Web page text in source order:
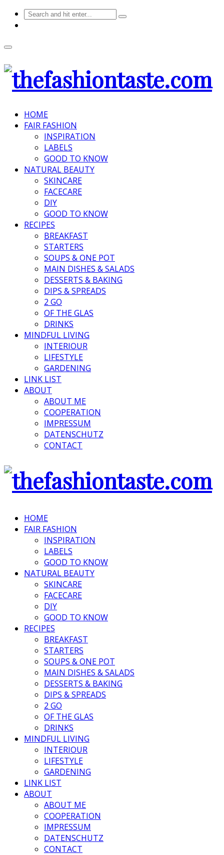
HOME
FAIR FASHION
INSPIRATION
LABELS
GOOD TO KNOW
NATURAL BEAUTY
SKINCARE
FACECARE
DIY
GOOD TO KNOW
RECIPES
BREAKFAST
STARTERS
SOUPS & ONE POT
MAIN DISHES & SALADS
DESSERTS & BAKING
DIPS & SPREADS
2 GO
OF THE GLAS
DRINKS
MINDFUL LIVING
INTERIOUR
LIFESTYLE
GARDENING
LINK LIST
ABOUT
ABOUT ME
COOPERATION
IMPRESSUM
DATENSCHUTZ
CONTACT
HOME
FAIR FASHION
INSPIRATION
LABELS
GOOD TO KNOW
NATURAL BEAUTY
SKINCARE
FACECARE
DIY
GOOD TO KNOW
RECIPES
BREAKFAST
STARTERS
SOUPS & ONE POT
MAIN DISHES & SALADS
DESSERTS & BAKING
DIPS & SPREADS
2 GO
OF THE GLAS
DRINKS
MINDFUL LIVING
INTERIOUR
LIFESTYLE
GARDENING
LINK LIST
ABOUT
ABOUT ME
COOPERATION
IMPRESSUM
DATENSCHUTZ
CONTACT